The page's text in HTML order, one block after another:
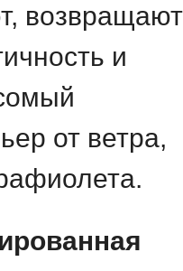
возвращают
и
от ветра,